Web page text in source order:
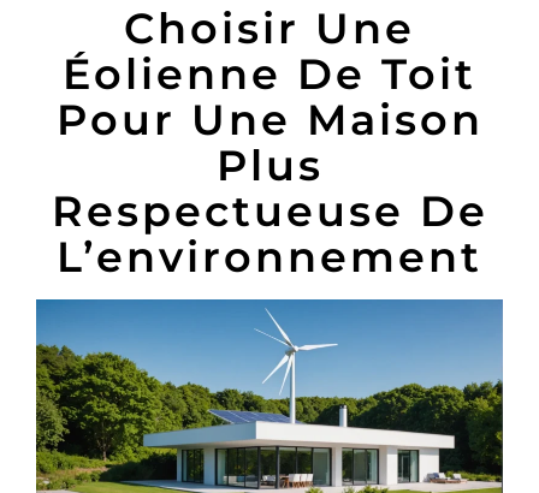
Choisir Une
Éolienne De Toit
Pour Une Maison
Plus
Respectueuse De
L’environnement